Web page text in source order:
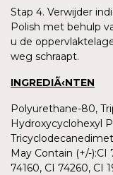
Stap 4. Verwijder
Polish met behulp
u de
weg schraapt.
INGREDIÃ‹NTEN
Polyurethane-80,
Hydroxycyclohexyl
May Contain (+/-):CI
74160, CI 74260, CI